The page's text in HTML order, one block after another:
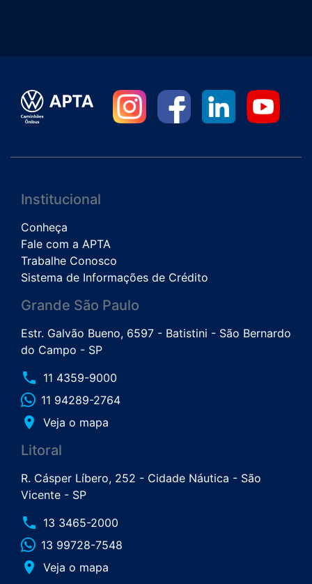
Institucional
Conheça
Fale com a APTA
Trabalhe Conosco
Sistema de Informações de Crédito
Grande São Paulo
Estr. Galvão Bueno, 6597 - Batistini - São Bernardo
do Campo - SP
phone 11 4359-9000
11 94289-2764
place Veja o mapa
Litoral
R. Cásper Líbero, 252 - Cidade Náutica - São
Vicente - SP
phone 13 3465-2000
13 99728-7548
place Veja o mapa